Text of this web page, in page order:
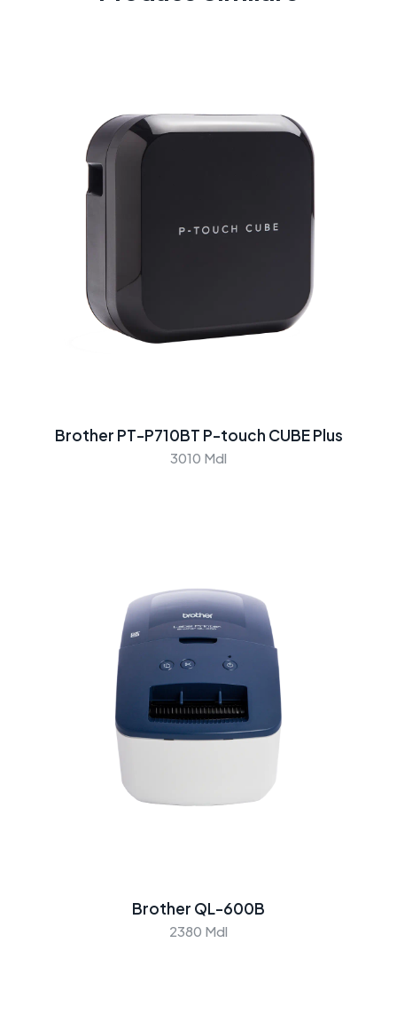
Brother PT-P710BT P-touch CUBE Plus
3010 Mdl
Brother QL-600B
2380 Mdl